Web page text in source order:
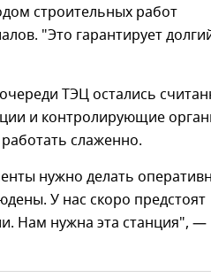
строительных работ
"Это гарантирует
ТЭЦ остались
и контролирующие
слаженно.
нужно делать
У нас скоро предстоят
Нам нужна эта станция", —